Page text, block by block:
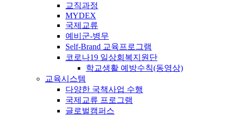
교직과정
MYDEX
국제교류
예비군-병무
Self-Brand 교육프로그램
코로나19 일상회복지원단
학교생활 예방수칙(동영상)
교육시스템
다양한 국책사업 수행
국제교류 프로그램
글로벌캠퍼스